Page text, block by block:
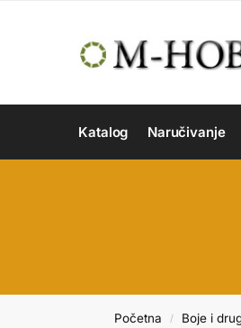
Katalog Naručivanje
Početna / Boje i